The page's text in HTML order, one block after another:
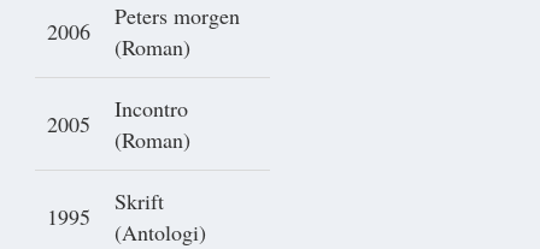
2006
Peters morgen
(Roman)
2005
Incontro
(Roman)
1995
Skrift
(Antologi)